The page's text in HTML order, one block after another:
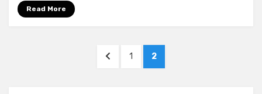
Read More
PREVIOUS
PAGE
1 PAGE
2